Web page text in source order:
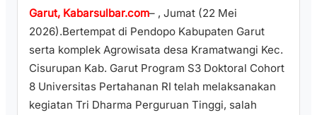
Garut, Kabarsulbar.com– , Jumat (22 Mei
2026).Bertempat di Pendopo Kabupaten Garut
serta komplek Agrowisata desa Kramatwangi Kec.
Cisurupan Kab. Garut Program S3 Doktoral Cohort
8 Universitas Pertahanan RI telah melaksanakan
kegiatan Tri Dharma Perguruan Tinggi, salah